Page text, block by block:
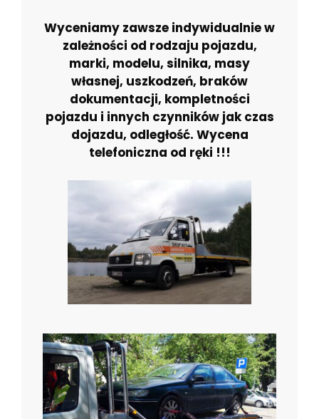
Wyceniamy zawsze indywidualnie w
zależności od rodzaju pojazdu,
marki, modelu, silnika, masy
własnej, uszkodzeń, braków
dokumentacji, kompletności
pojazdu i innych czynników jak czas
dojazdu, odległość. Wycena
telefoniczna od ręki !!!